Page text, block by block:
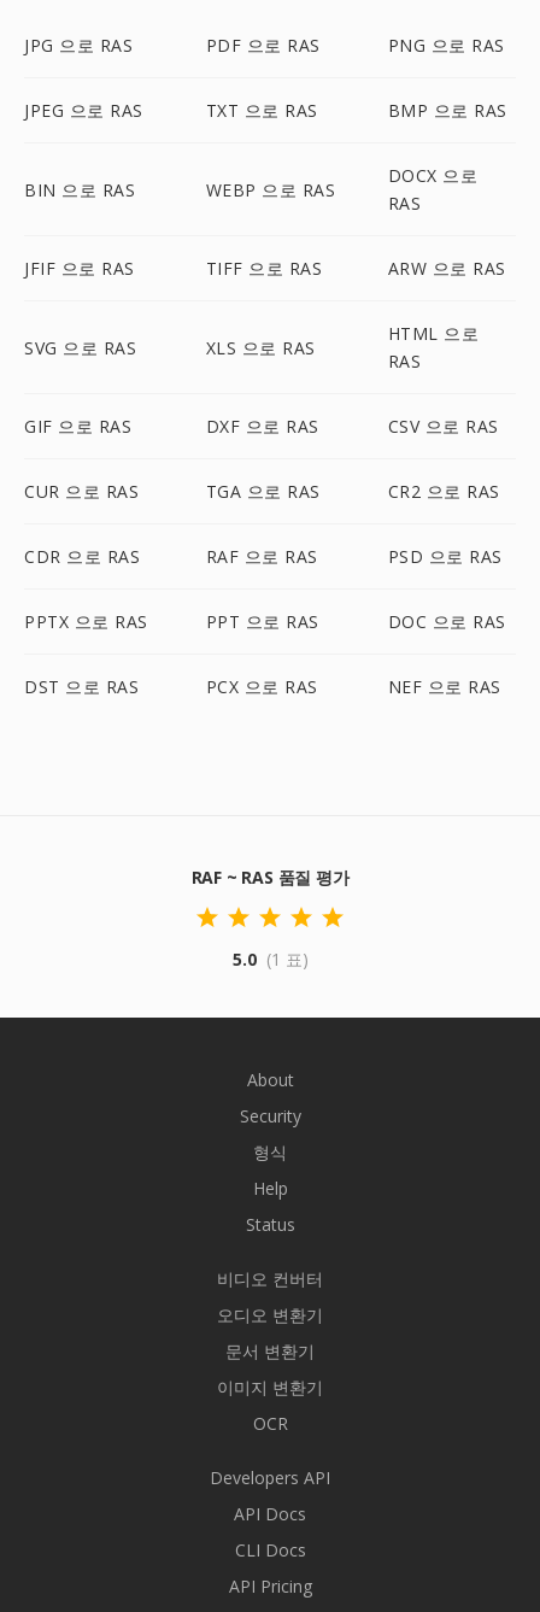
JPG 으로 RAS PDF 으로 RAS PNG 으로 RAS
JPEG 으로 RAS TXT 으로 RAS BMP 으로 RAS
BIN 으로 RAS WEBP 으로 RAS
DOCX 으로
RAS
JFIF 으로 RAS TIFF 으로 RAS ARW 으로 RAS
SVG 으로 RAS XLS 으로 RAS
HTML 으로
RAS
GIF 으로 RAS DXF 으로 RAS CSV 으로 RAS
CUR 으로 RAS TGA 으로 RAS CR2 으로 RAS
CDR 으로 RAS RAF 으로 RAS PSD 으로 RAS
PPTX 으로 RAS PPT 으로 RAS DOC 으로 RAS
DST 으로 RAS PCX 으로 RAS NEF 으로 RAS
RAF ~ RAS 품질 평가
5.0 (1 표)
About
Security
형식
Help
Status
비디오 컨버터
오디오 변환기
문서 변환기
이미지 변환기
OCR
Developers API
API Docs
CLI Docs
API Pricing